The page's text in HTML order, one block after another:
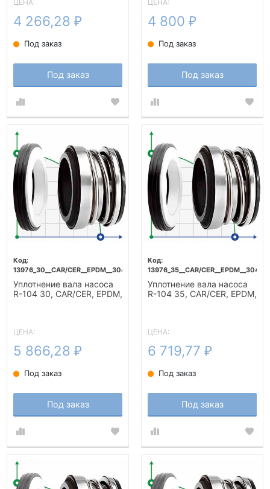
ЦЕНА:
4 266,28 ₽
Под заказ
Под заказ
ЦЕНА:
4 800 ₽
Под заказ
Под заказ
13976_30__CAR/CER__EPDM__304
Уплотнение вала насоса
R-104 30, CAR/CER, EPDM,
ЦЕНА:
5 866,28 ₽
Под заказ
Под заказ
13976_35__CAR/CER__EPDM__304
Уплотнение вала насоса
R-104 35, CAR/CER, EPDM,
ЦЕНА:
6 719,77 ₽
Под заказ
Под заказ